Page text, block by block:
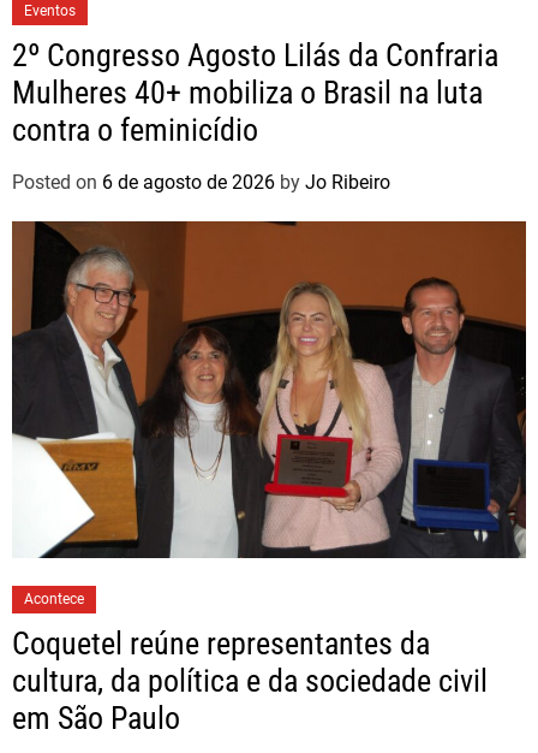
Eventos
2º Congresso Agosto Lilás da Confraria
Mulheres 40+ mobiliza o Brasil na luta
contra o feminicídio
Posted on 6 de agosto de 2026 by Jo Ribeiro
Acontece
Coquetel reúne representantes da
cultura, da política e da sociedade civil
em São Paulo